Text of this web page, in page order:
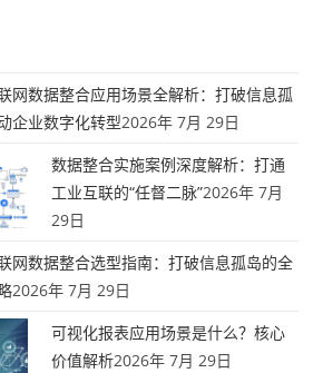
网数据整合应用场景全解析：打破信息孤
企业数字化转型2026年 7月 29日
数据整合实施案例深度解析：打通
工业互联的“任督二脉”2026年 7月
29日
网数据整合选型指南：打破信息孤岛的全
2026年 7月 29日
可视化报表应用场景是什么？核心
价值解析2026年 7月 29日